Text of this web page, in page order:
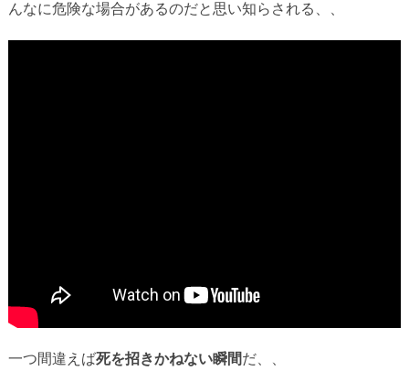
んなに危険な場合があるのだと思い知らされる、、
一つ間違えば死を招きかねない瞬間だ、、